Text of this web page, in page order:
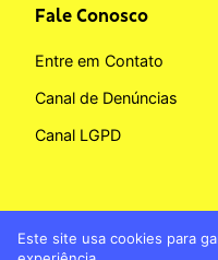
Fale Conosco
Entre em Contato
Canal de Denúncias
Canal LGPD
Este site usa cookies para